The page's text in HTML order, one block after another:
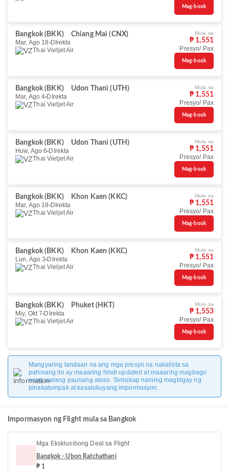
Mag-book
Bangkok (BKK)
Chiang Mai (CNX)
Mar, Ago 18 DIrekta
Thai Vietjet Air
Mula sa
₱ 1,551
Presyo/ Pax
Mag-book
Bangkok (BKK)
Udon Thani (UTH)
Mar, Ago 4 DIrekta
Thai Vietjet Air
Mula sa
₱ 1,551
Presyo/ Pax
Mag-book
Bangkok (BKK)
Udon Thani (UTH)
Huw, Ago 6 DIrekta
Thai Vietjet Air
Mula sa
₱ 1,551
Presyo/ Pax
Mag-book
Bangkok (BKK)
Khon Kaen (KKC)
Mar, Ago 18 DIrekta
Thai Vietjet Air
Mula sa
₱ 1,551
Presyo/ Pax
Mag-book
Bangkok (BKK)
Khon Kaen (KKC)
Lun, Ago 3 DIrekta
Thai Vietjet Air
Mula sa
₱ 1,551
Presyo/ Pax
Mag-book
Bangkok (BKK)
Phuket (HKT)
Miy, Okt 7 DIrekta
Thai Vietjet Air
Mula sa
₱ 1,553
Presyo/ Pax
Mag-book
Mangyaring tandaan na ang mga presyo na nakalista sa
pahinang ito ay maaaring hindi updated at maaaring magbago
nang walang paunang abiso. Sinisikap naming magbigay ng
pinakatumpak at kasalukuyang impormasyon.
Impormasyon ng Flight mula sa Bangkok
Mga Eksklusibong Deal sa Flight
Bangkok - Ubon Ratchathani
₱ 1